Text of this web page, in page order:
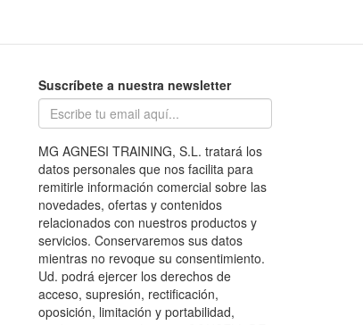
Suscríbete a nuestra newsletter
MG AGNESI TRAINING, S.L. tratará los
datos personales que nos facilita para
remitirle información comercial sobre las
novedades, ofertas y contenidos
relacionados con nuestros productos y
servicios. Conservaremos sus datos
mientras no revoque su consentimiento.
Ud. podrá ejercer los derechos de
acceso, supresión, rectificación,
oposición, limitación y portabilidad,